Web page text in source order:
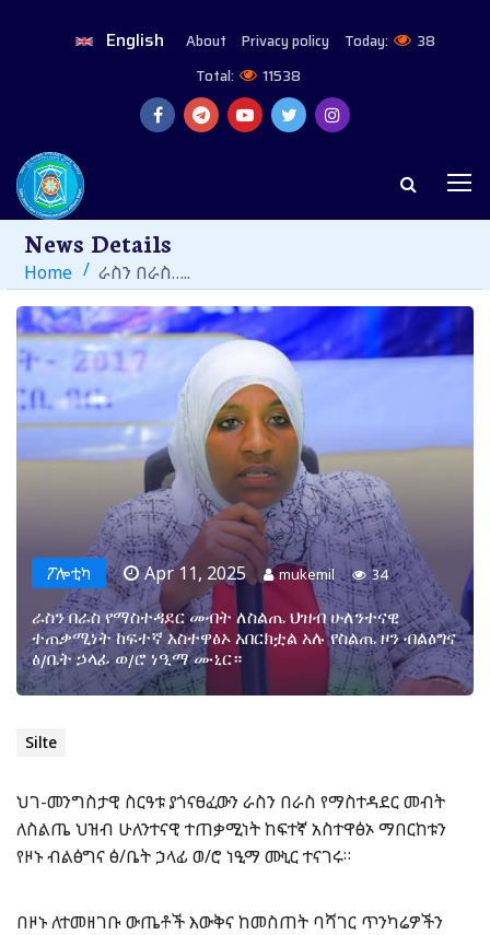
English About Privacy policy Today:
38
Total:
11538
News Details
Home ራስን በራስ…..
ፖሎቲካ Apr 11, 2025 mukemil 34
ራስን በራስ የማስተዳደር መብት ለስልጤ ህዝብ ሁለንተናዊ
ተጠቃሚነት ከፍተኛ አስተዋፅኦ አበርክቷል አሉ የስልጤ ዞን ብልፅግና
ፅ/ቤት ኃላፊ ወ/ሮ ነዒማ ሙኒር።
Silte
ህገ-መንግስታዊ ስርዓቱ ያጎናፀፈውን ራስን በራስ የማስተዳደር መብት
ለስልጤ ህዝብ ሁለንተናዊ ተጠቃሚነት ከፍተኛ አስተዋፅኦ ማበርከቱን
የዞኑ ብልፅግና ፅ/ቤት ኃላፊ ወ/ሮ ነዒማ ሙኒር ተናገሩ።
በዞኑ ለተመዘገቡ ውጤቶች እውቅና ከመስጠት ባሻገር ጥንካሬዎችን